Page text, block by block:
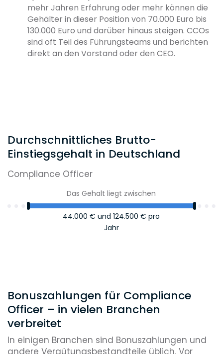
mehr Jahren Erfahrung oder mehr können die
Gehälter in dieser Position von 70.000 Euro bis
130.000 Euro und darüber hinaus steigen. CCOs
sind oft Teil des Führungsteams und berichten
direkt an den Vorstand oder den CEO.
Durchschnittliches Brutto-
Einstiegsgehalt in Deutschland
Compliance Officer
Das Gehalt liegt zwischen
44.000 €und124.500 €pro
Jahr
Bonuszahlungen für Compliance
Officer – in vielen Branchen
verbreitet
In einigen Branchen sind Bonuszahlungen und
andere Vergütungsbestandteile üblich. Vor